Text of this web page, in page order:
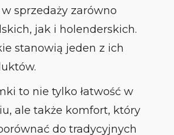
sprzedaży zarówno
jak i holenderskich.
stanowią jeden z ich
to nie tylko łatwość w
ale także komfort, który
do tradycyjnych